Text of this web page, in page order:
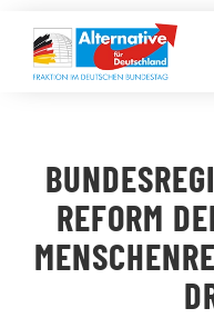
Inhalt
springen
LANDESGRUPPEN
VERANSTALTUNGEN
REFORM